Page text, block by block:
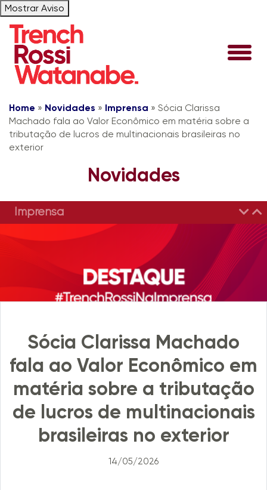
Mostrar Aviso
Home » Novidades » Imprensa » Sócia Clarissa
Machado fala ao Valor Econômico em matéria sobre a
tributação de lucros de multinacionais brasileiras no
exterior
Novidades
Imprensa
Sócia Clarissa Machado
fala ao Valor Econômico em
matéria sobre a tributação
de lucros de multinacionais
brasileiras no exterior
14/05/2026